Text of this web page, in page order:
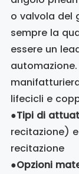
o valvola del
sempre la
essere un
lifecicli e
●Tipi di
recitazione)
recitazione
●Opzioni